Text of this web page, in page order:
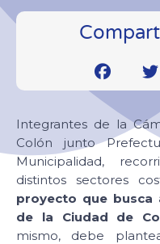
Integrantes de la
Colón junto
Municipalidad,
distintos sectores
proyecto que busca
de la Ciudad
de
mismo, debe